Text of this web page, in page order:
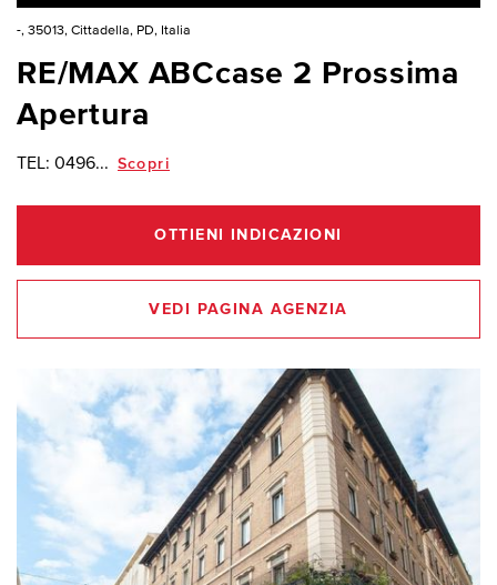
-, 35013, Cittadella, PD, Italia
RE/MAX ABCcase 2 Prossima
Apertura
TEL: 0496... Scopri
OTTIENI INDICAZIONI
VEDI PAGINA AGENZIA